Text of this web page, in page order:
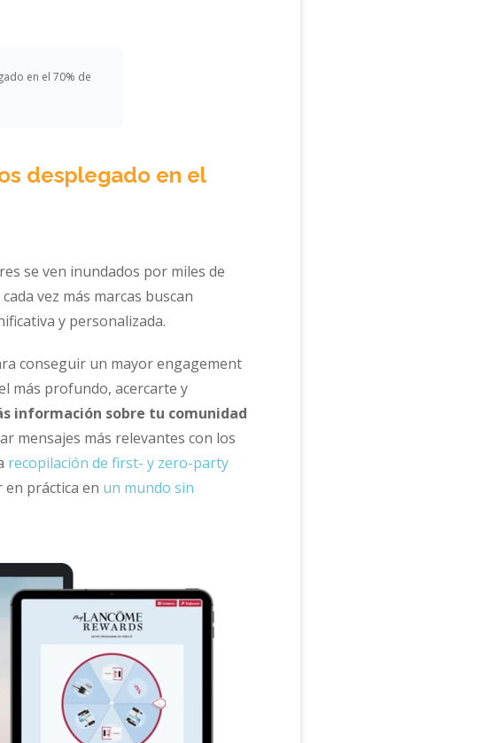
en el 70% de
desplegado en el
se ven inundados por miles de
vez más marcas buscan
y personalizada.
conseguir un mayor engagement
más profundo, acercarte y
información sobre tu comunidad
mensajes más relevantes con los
recopilación de first- y zero-party
práctica en un mundo sin